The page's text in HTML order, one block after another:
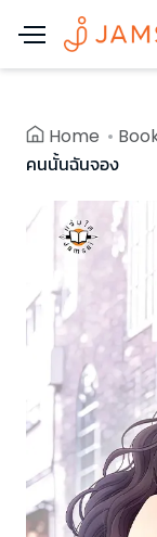
Home
คนนั้นฉันจอง